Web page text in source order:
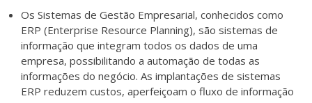
Os Sistemas de Gestão Empresarial, conhecidos como
ERP (Enterprise Resource Planning), são sistemas de
informação que integram todos os dados de uma
empresa, possibilitando a automação de todas as
informações do negócio. As implantações de sistemas
ERP reduzem custos, aperfeiçoam o fluxo de informação